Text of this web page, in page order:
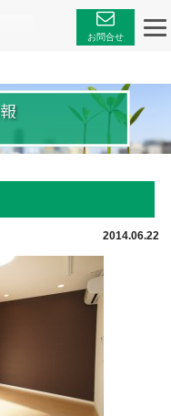
エイブルネットワーク
お問合せ
2014.06.22